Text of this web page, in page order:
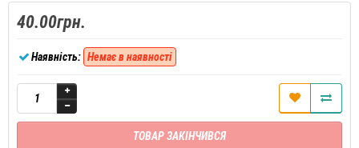
40.00грн.
Наявність: Немає в наявності
ТОВАР ЗАКІНЧИВСЯ